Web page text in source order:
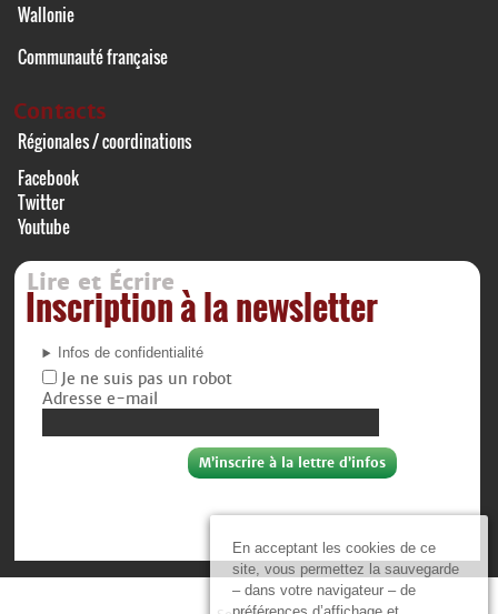
En acceptant les cookies de ce
site, vous permettez la sauvegarde
– dans votre navigateur – de
Wallonie
Communauté française
Contacts
Régionales / coordinations
Facebook
Twitter
Youtube
Lire et Écrire
Inscription à la newsletter
Infos de confidentialité
Je ne suis pas un robot
Adresse e-mail